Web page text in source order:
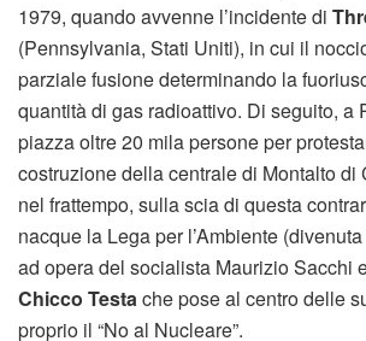
1979, quando avvenne l’incidente di
(Pennsylvania, Stati Uniti), in cui il
parziale fusione determinando la
quantità di gas radioattivo. Di seguito, a
piazza oltre 20 mila persone per
costruzione della centrale di Montalto di
nel frattempo, sulla scia di questa
nacque la Lega per l’Ambiente
ad opera del socialista Maurizio Sacchi
Chicco Testache pose al centro delle
proprio il “No al Nucleare”.